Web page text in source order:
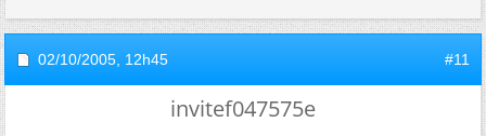
02/10/2005, 12h45 #11
invitef047575e